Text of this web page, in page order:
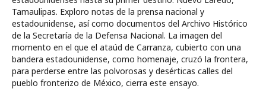
Tamaulipas. Exploro notas de la prensa nacional y
estadounidense, así como documentos del Archivo Histórico
de la Secretaría de la Defensa Nacional. La imagen del
momento en el que el ataúd de Carranza, cubierto con una
bandera estadounidense, como homenaje, cruzó la frontera,
para perderse entre las polvorosas y desérticas calles del
pueblo fronterizo de México, cierra este ensayo.